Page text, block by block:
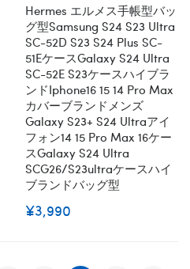
Hermes エルメス手帳型バッ
グ型samsung S24 S23 Ultra
SC-52D S23 S24 Plus SC-
51EケースGalaxy S24 Ultra
SC-52E S23ケースハイブラ
ンドiphone16 15 14 Pro Max
カバーブランドメンズ
Galaxy S23+ S24 Ultraアイ
フォン14 15 Pro Max 16ケー
スGalaxy S24 Ultra
SCG26/s23ultraケースハイ
ブランドバッグ型
¥3,990